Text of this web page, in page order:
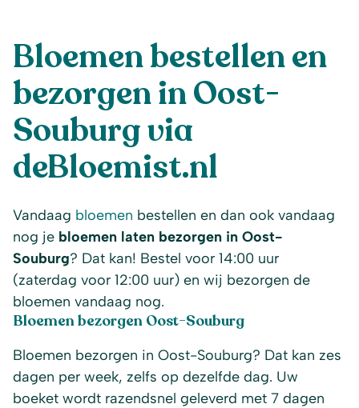
Bloemen bestellen en
bezorgen in Oost-
Souburg via
deBloemist.nl
Vandaag bloemen bestellen en dan ook vandaag
nog je bloemen laten bezorgen in Oost-
Souburg? Dat kan! Bestel voor 14:00 uur
(zaterdag voor 12:00 uur) en wij bezorgen de
bloemen vandaag nog.
Bloemen bezorgen Oost-Souburg
Bloemen bezorgen in Oost-Souburg? Dat kan zes
dagen per week, zelfs op dezelfde dag. Uw
boeket wordt razendsnel geleverd met 7 dagen